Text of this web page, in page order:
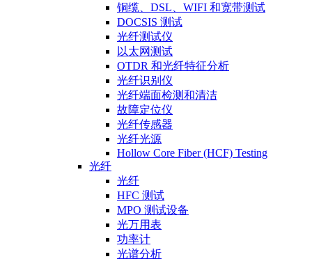
铜缆、DSL、WIFI 和宽带测试
DOCSIS 测试
光纤测试仪
以太网测试
OTDR 和光纤特征分析
光纤识别仪
光纤端面检测和清洁
故障定位仪
光纤传感器
光纤光源
Hollow Core Fiber (HCF) Testing
光纤
光纤
HFC 测试
MPO 测试设备
光万用表
功率计
光谱分析